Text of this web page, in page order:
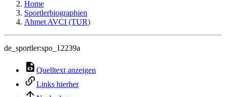
Home
Sportlerbiographien
Ahmet AVCI (TUR)
de_sportler:spo_12239a
Quelltext anzeigen
Links hierher